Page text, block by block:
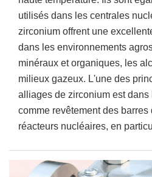
utilisés dans les centrales
zirconium offrent une
dans les environnements
minéraux et organiques, les
milieux gazeux. L'une des
alliages de zirconium est
comme revêtement des
réacteurs nucléaires, en